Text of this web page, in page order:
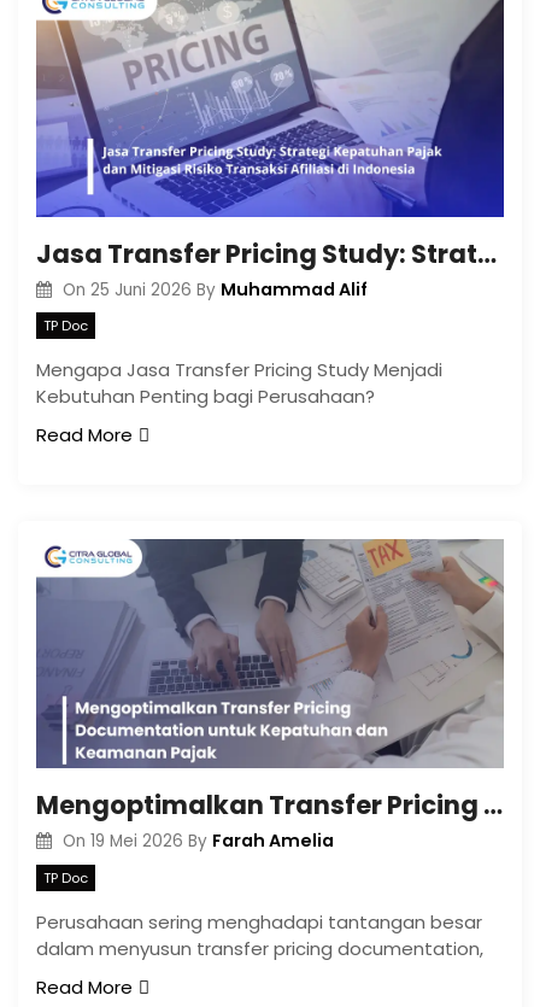
Jasa Transfer Pricing Study: Strategi Kepatuhan Pajak dan Mitigasi Risiko Transaksi Afiliasi di Indonesia
On 25 Juni 2026 By Muhammad Alif
TP Doc
Mengapa Jasa Transfer Pricing Study Menjadi
Kebutuhan Penting bagi Perusahaan?
Read More
Mengoptimalkan Transfer Pricing Documentation untuk Kepatuhan dan Keamanan Pajak
On 19 Mei 2026 By Farah Amelia
TP Doc
Perusahaan sering menghadapi tantangan besar
dalam menyusun transfer pricing documentation,
Read More